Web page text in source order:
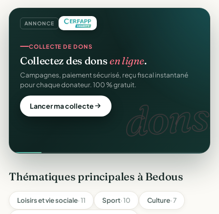
ANNONCE
dons.
COLLECTE DE DONS
Collectez des donsen ligne.
Campagnes, paiement sécurisé, reçu fiscal instantané
pour chaque donateur. 100 % gratuit.
Lancer ma collecte
Thématiques principales à Bedous
Loisirs et vie sociale· 11 Sport· 10 Culture· 7